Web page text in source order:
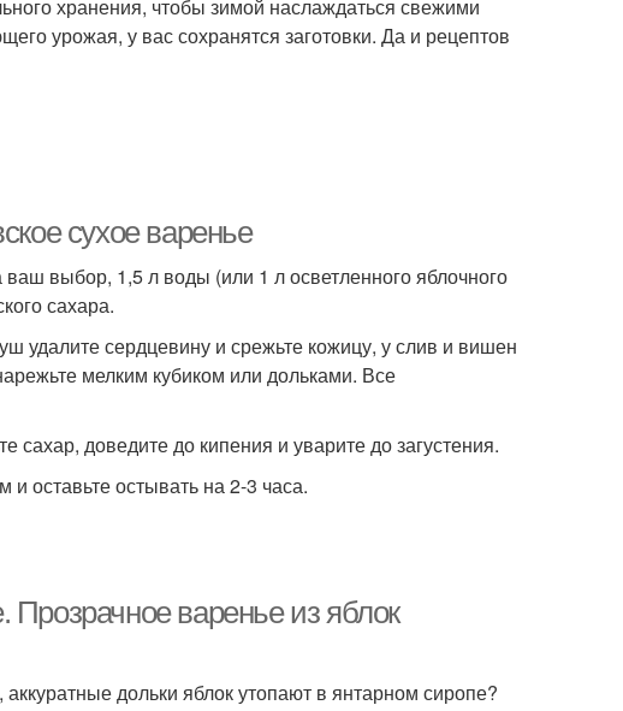
хранения, чтобы зимой наслаждаться свежими
урожая, у вас сохранятся заготовки. Да и рецептов
сухое варенье
выбор, 1,5 л воды (или 1 л осветленного яблочного
сахара.
удалите сердцевину и срежьте кожицу, у слив и вишен
мелким кубиком или дольками. Все
сахар, доведите до кипения и уварите до загустения.
оставьте остывать на 2-3 часа.
Прозрачное варенье из яблок
дольки яблок утопают в янтарном сиропе?